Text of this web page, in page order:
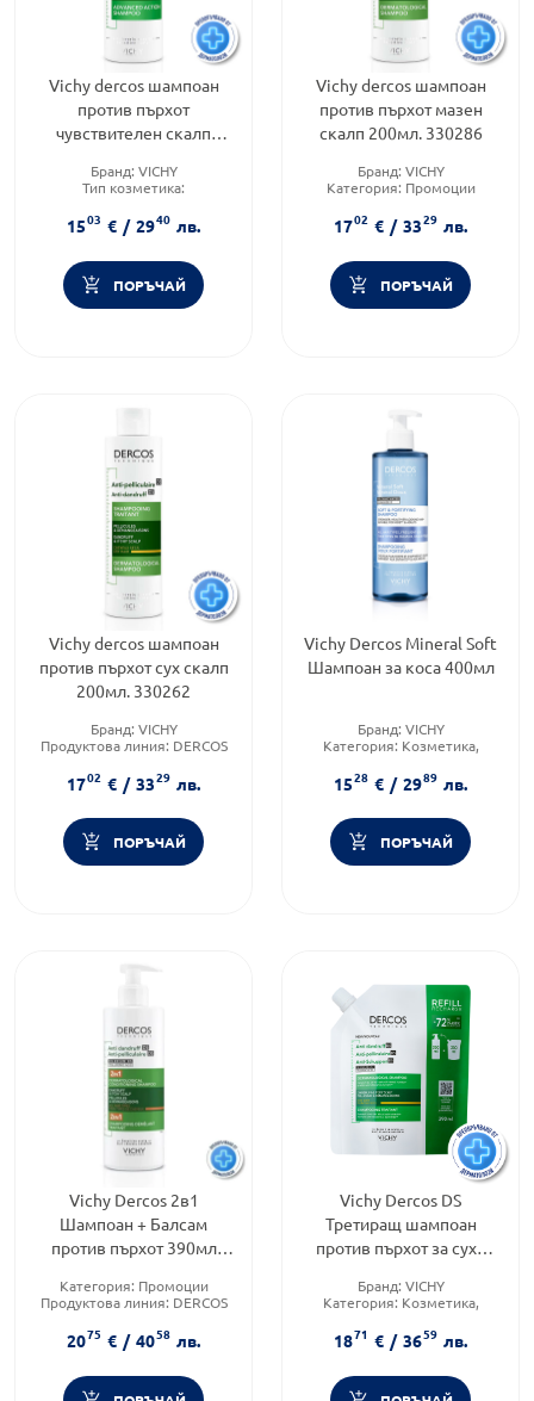
Vichy dercos шампоан
против пърхот
чувствителен скалп
Бранд: VICHY
Тип козметика:
Тип коса:Нормална коса
1503 € / 2940 лв.
ПОРЪЧАЙ
Vichy dercos шампоан
против пърхот мазен
скалп 200мл. 330286
Бранд: VICHY
Категория: Промоции
1702 € / 3329 лв.
ПОРЪЧАЙ
Vichy dercos шампоан
против пърхот сух скалп
200мл. 330262
Бранд: VICHY
Продуктова линия: DERCOS
1702 € / 3329 лв.
ПОРЪЧАЙ
Vichy Dercos Mineral Soft
Шампоан за коса 400мл
Бранд: VICHY
Категория: Козметика,
Продуктова линия: DERCOS
1528 € / 2989 лв.
ПОРЪЧАЙ
Vichy Dercos 2в1
Шампоан + Балсам
против пърхот 390мл
Категория: Промоции
Продуктова линия: DERCOS
Дермокозметика
2075 € / 4058 лв.
Vichy Dercos DS
Третиращ шампоан
против пърхот за суха
902847
Бранд: VICHY
Категория: Козметика,
Форма на продукта: шампоан
1871 € / 3659 лв.